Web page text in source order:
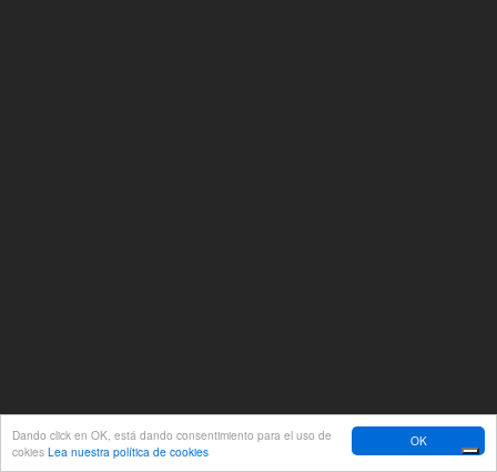
OK
Dando click en OK, está dando consentimiento para el uso de
cokies Lea nuestra política de cookies